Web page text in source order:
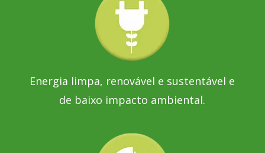
Energia limpa, renovável e sustentável e
de baixo impacto ambiental.